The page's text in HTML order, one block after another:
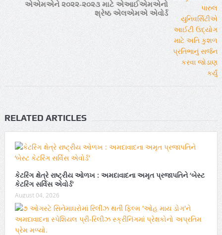
એએમએને ૨૦૨૨-૨૦૨૩ માટે એઆઈએમએનો
શ્રેષ્ઠ એલએમએ એવોર્ડ
RELATED ARTICLES
કેટરિંગ ક્ષેત્રે રાષ્ટ્રીય ઓળખ : અમદાવાદના અમૃત પ્રજાપતિને ‘બેસ્ટ
કેટરિંગ સર્વિસ એવોર્ડ’
August 04, 2026